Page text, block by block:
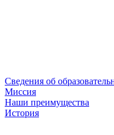
Сведения об
Миссия
Наши преимущества
История